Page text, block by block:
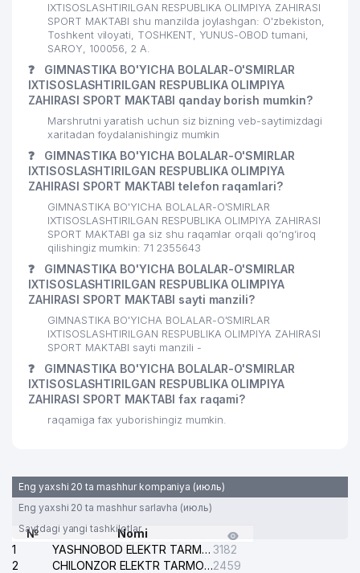
IXTISOSLASHTIRILGAN RESPUBLIKA OLIMPIYA ZAHIRASI
SPORT MAKTABI shu manzilda joylashgan: O'zbekiston,
Toshkent viloyati, TOSHKENT, YUNUS-OBOD tumani,
SAROY, 100056, 2 А.
❓
GIMNASTIKA BO'YICHA BOLALAR-O'SMIRLAR
IXTISOSLASHTIRILGAN RESPUBLIKA OLIMPIYA
ZAHIRASI SPORT MAKTABI qanday borish mumkin?
Marshrutni yaratish uchun siz bizning veb-saytimizdagi
xaritadan foydalanishingiz mumkin
❓
GIMNASTIKA BO'YICHA BOLALAR-O'SMIRLAR
IXTISOSLASHTIRILGAN RESPUBLIKA OLIMPIYA
ZAHIRASI SPORT MAKTABI telefon raqamlari?
GIMNASTIKA BO'YICHA BOLALAR-O'SMIRLAR
IXTISOSLASHTIRILGAN RESPUBLIKA OLIMPIYA ZAHIRASI
SPORT MAKTABI ga siz shu raqamlar orqali qo’ng’iroq
qilishingiz mumkin: 71 2355643
❓
GIMNASTIKA BO'YICHA BOLALAR-O'SMIRLAR
IXTISOSLASHTIRILGAN RESPUBLIKA OLIMPIYA
ZAHIRASI SPORT MAKTABI sayti manzili?
GIMNASTIKA BO'YICHA BOLALAR-O'SMIRLAR
IXTISOSLASHTIRILGAN RESPUBLIKA OLIMPIYA ZAHIRASI
SPORT MAKTABI sayti manzili -
❓
GIMNASTIKA BO'YICHA BOLALAR-O'SMIRLAR
IXTISOSLASHTIRILGAN RESPUBLIKA OLIMPIYA
ZAHIRASI SPORT MAKTABI fax raqami?
raqamiga fax yuborishingiz mumkin.
Eng yaxshi 20 ta mashhur kompaniya (июль)
Eng yaxshi 20 ta mashhur sarlavha (июль)
Saytdagi yangi tashkilotlar
№
Nomi
1
YASHNOBOD ELEKTR TARMOG'I NOSOZLIKLARI XIZMATI 3182
2
CHILONZOR ELEKTR TARMOG'I NOSOZLIK XIZMATI2459